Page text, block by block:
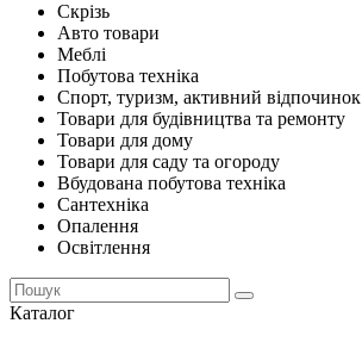
Скрізь
Авто товари
Меблі
Побутова техніка
Спорт, туризм, активний відпочинок
Товари для будівництва та ремонту
Товари для дому
Товари для саду та огороду
Вбудована побутова техніка
Сантехніка
Опалення
Освітлення
Каталог